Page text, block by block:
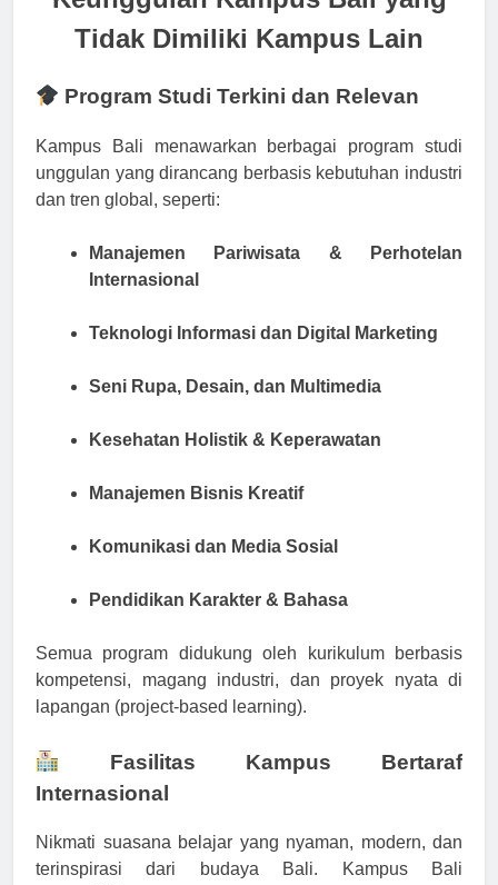
Tidak Dimiliki Kampus Lain
Program Studi Terkini dan Relevan
Kampus Bali menawarkan berbagai program studi
unggulan yang dirancang berbasis kebutuhan industri
dan tren global, seperti:
Manajemen Pariwisata & Perhotelan
Internasional
Teknologi Informasi dan Digital Marketing
Seni Rupa, Desain, dan Multimedia
Kesehatan Holistik & Keperawatan
Manajemen Bisnis Kreatif
Komunikasi dan Media Sosial
Pendidikan Karakter & Bahasa
Semua program didukung oleh kurikulum berbasis
kompetensi, magang industri, dan proyek nyata di
lapangan (project-based learning).
Fasilitas Kampus Bertaraf
Internasional
Nikmati suasana belajar yang nyaman, modern, dan
terinspirasi dari budaya Bali. Kampus Bali